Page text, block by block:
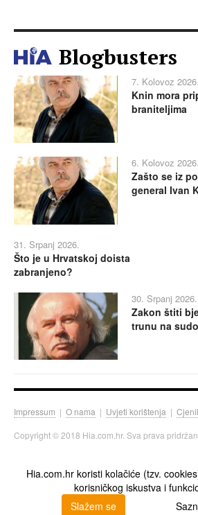
Blogbusters
7. Kolovoz 2026.
Knin mora
braniteljima
6. Kolovoz 2026.
Zašto se iz
general Ivan
31. Srpanj 2026.
Što je u Hrvatskoj doista
zabranjeno?
30. Srpanj 2026.
Zakon štiti
trunu na
Impressum | O nama | Uvjeti korištenja |
Copyright © 2018 Hia.com.hr. Sva prava
Hia.com.hr koristi kolačiće (tzv.
korisničkog iskustva i
Slažem se